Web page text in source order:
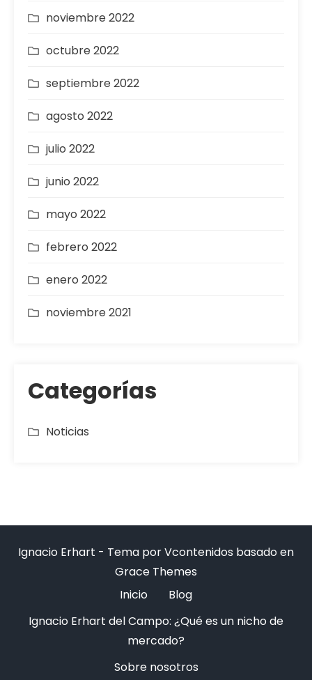
noviembre 2022
octubre 2022
septiembre 2022
agosto 2022
julio 2022
junio 2022
mayo 2022
febrero 2022
enero 2022
noviembre 2021
Categorías
Noticias
Ignacio Erhart - Tema por Vcontenidos basado en
Grace Themes
Inicio
Blog
Ignacio Erhart del Campo: ¿Qué es un nicho de
mercado?
Sobre nosotros